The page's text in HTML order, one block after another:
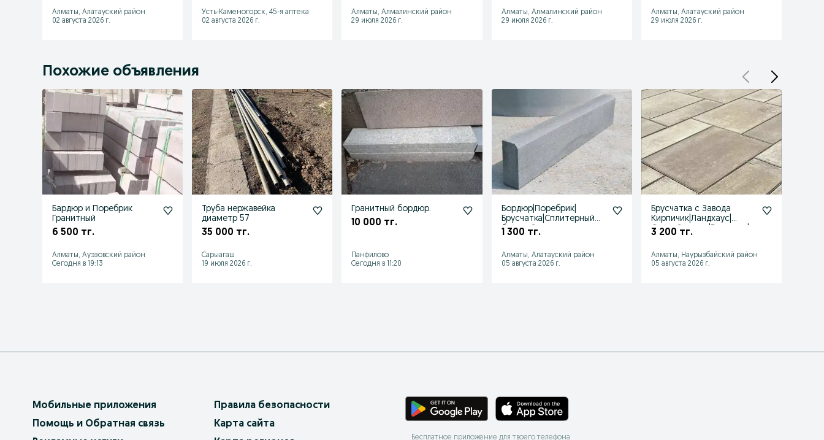
Алматы, Алатауский район
02 августа 2026 г.
Усть-Каменогорск, 45-я аптека
02 августа 2026 г.
Алматы, Алмалинский район
29 июля 2026 г.
Алматы, Алмалинский район
29 июля 2026 г.
Алматы, Алатауский район
29 июля 2026 г.
Похожие объявления
Бардюр и Поребрик
Гранитный
6 500 тг.
Алматы, Ауэзовский район
Сегодня в 19:13
Труба нержавейка
диаметр 57
35 000 тг.
Сарыагаш
19 июля 2026 г.
Гранитный бордюр.
10 000 тг.
Панфилово
Сегодня в 11:20
Бордюр|Поребрик|
Брусчатка|Сплитерный
блок с Завода
1 300 тг.
Алматы, Алатауский район
05 августа 2026 г.
Брусчатка с Завода
Кирпичик|Ландхаус|
Старый город|Бордюры|
3 200 тг.
Алматы, Наурызбайский район
05 августа 2026 г.
Мобильные приложения
Помощь и Обратная связь
Правила безопасности
Карта сайта
Бесплатное приложение для твоего телефона